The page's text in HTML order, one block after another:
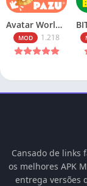
Avatar World v1.218 Tudo Desbloqueado 2026
MOD 1.218
Cansado de links
os melhores APK
entrega versões